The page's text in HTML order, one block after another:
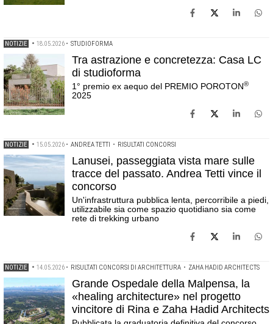
NOTIZIE • 18.05.2026 • STUDIOFORMA
Tra astrazione e concretezza: Casa LC
di studioforma
1° premio ex aequo del PREMIO POROTON®
2025
NOTIZIE • 15.05.2026 • ANDREA TETTI • RISULTATI CONCORSI
Lanusei, passeggiata vista mare sulle
tracce del passato. Andrea Tetti vince il
concorso
Un'infrastruttura pubblica lenta, percorribile a piedi,
utilizzabile sia come spazio quotidiano sia come
rete di trekking urbano
NOTIZIE • 14.05.2026 • RISULTATI CONCORSI DI ARCHITETTURA • ZAHA HADID ARCHITECTS
Grande Ospedale della Malpensa, la
«healing architecture» nel progetto
vincitore di Rina e Zaha Hadid Architects